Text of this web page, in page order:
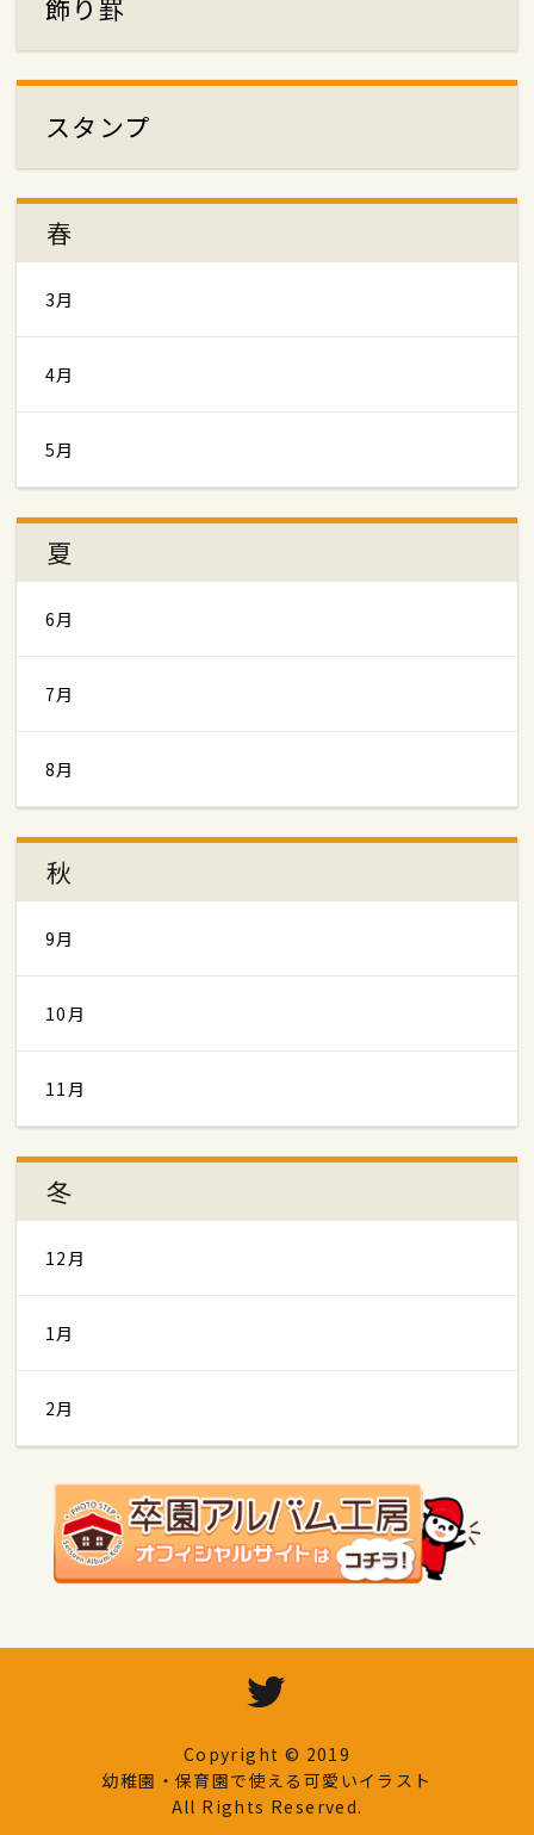
飾り罫
スタンプ
春
3月
4月
5月
夏
6月
7月
8月
秋
9月
10月
11月
冬
12月
1月
2月
Copyright © 2019
幼稚園・保育園で使える可愛いイラスト
All Rights Reserved.